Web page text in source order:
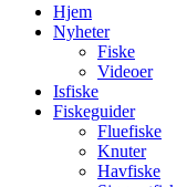
Hjem
Nyheter
Fiske
Videoer
Isfiske
Fiskeguider
Fluefiske
Knuter
Havfiske